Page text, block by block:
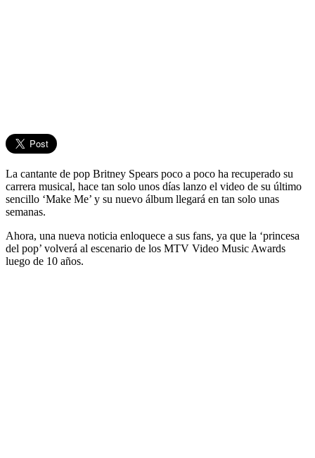
La cantante de pop Britney Spears poco a poco ha recuperado su
carrera musical, hace tan solo unos días lanzo el video de su último
sencillo ‘Make Me’ y su nuevo álbum llegará en tan solo unas
semanas.
Ahora, una nueva noticia enloquece a sus fans, ya que la ‘princesa
del pop’ volverá al escenario de los MTV Video Music Awards
luego de 10 años.